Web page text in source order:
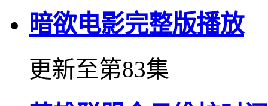
暗欲电影完整版播放
更新至第83集